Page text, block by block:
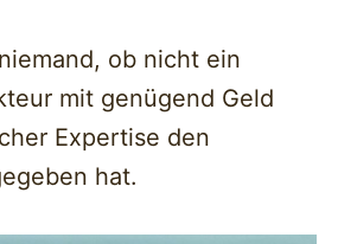
ob nicht ein
mit genügend Geld
Expertise den
hat.